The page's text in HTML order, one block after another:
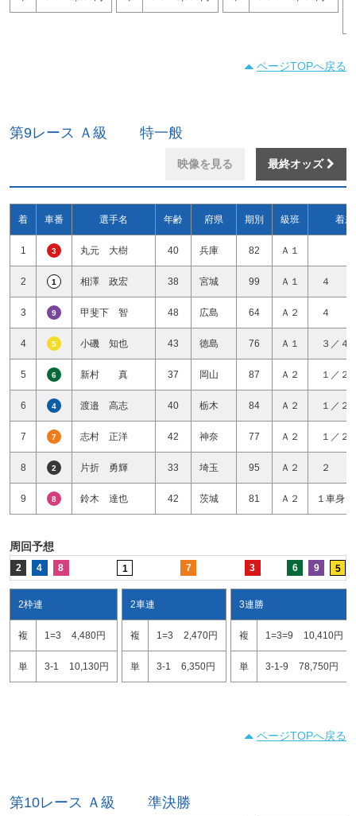
ページTOPへ戻る
第9レース Ａ級 特一般
映像を見る 最終オッズ
着 車番 選手名 年齢 府県 期別 級班 着差
1 3 丸元 大樹 40 兵庫 82 Ａ１
2 1 相澤 政宏 38 宮城 99 Ａ１ ４
3 9 甲斐下 智 48 広島 64 Ａ２ ４
4 5 小磯 知也 43 徳島 76 Ａ１ ３／４
5 6 新村 真 37 岡山 87 Ａ２ １／２
6 4 渡邉 高志 40 栃木 84 Ａ２ １／２
7 7 志村 正洋 42 神奈 77 Ａ２ １／２
8 2 片折 勇輝 33 埼玉 95 Ａ２ ２
9 8 鈴木 達也 42 茨城 81 Ａ２ １車身
周回予想
2 4 8 1 7 3 6 9 5
2枠連
複 1=3 4,480円
単 3-1 10,130円
2車連
複 1=3 2,470円
単 3-1 6,350円
3連勝
複 1=3=9 10,410円
単 3-1-9 78,750円
ページTOPへ戻る
第10レース Ａ級 準決勝